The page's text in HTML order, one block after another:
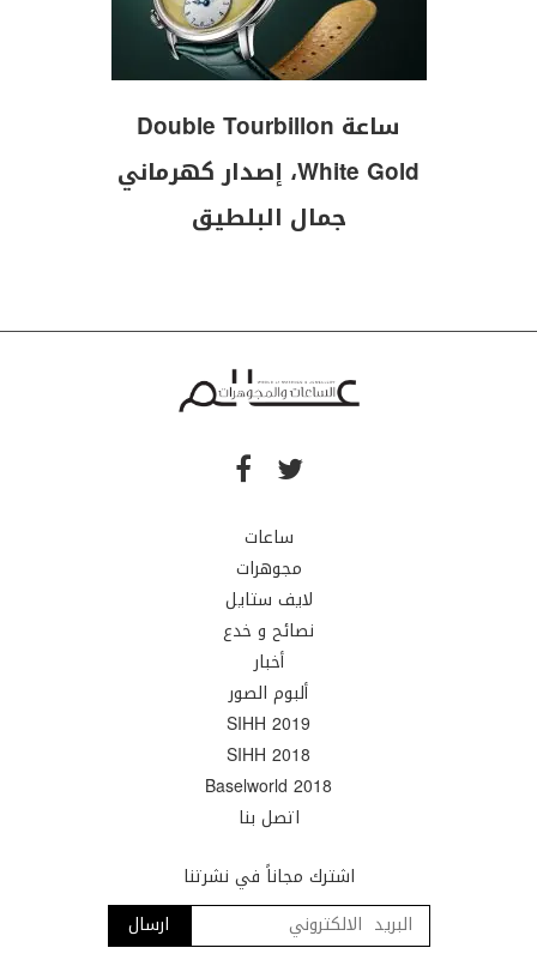
ساعة Double Tourbillon
White Gold، إصدار كهرماني
جمال البلطيق
ساعات
مجوهرات
لايف ستايل
نصائح و خدع
أخبار
ألبوم الصور
SIHH 2019
SIHH 2018
Baselworld 2018
اتصل بنا
اشترك مجاناً في نشرتنا